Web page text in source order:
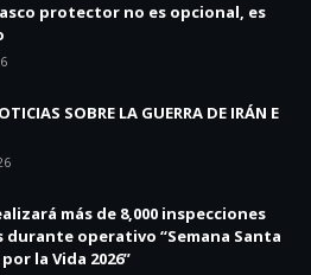
protector no es opcional, es
SOBRE LA GUERRA DE IRÁN E
más de 8,000 inspecciones
durante operativo “Semana Santa
la Vida 2026”